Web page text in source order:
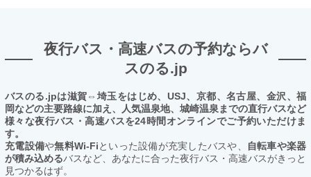
夜行バス・高速バスの予約ならバ
スのる.jp
バスのる.jpは滋賀⇔埼玉をはじめ、USJ、京都、名古屋、金沢、福
岡などの主要路線に加え、人気温泉地、城崎温泉までの直行バスなど
様々な夜行バス・高速バスを24時間オンラインでご予約いただけま
す。
充電設備や無料Wi-Fiといった設備が充実したバスや、
自転車や楽器
が積み込めるバスなど、あなたに合った夜行バス・高速バスがきっと
見つかるはず。